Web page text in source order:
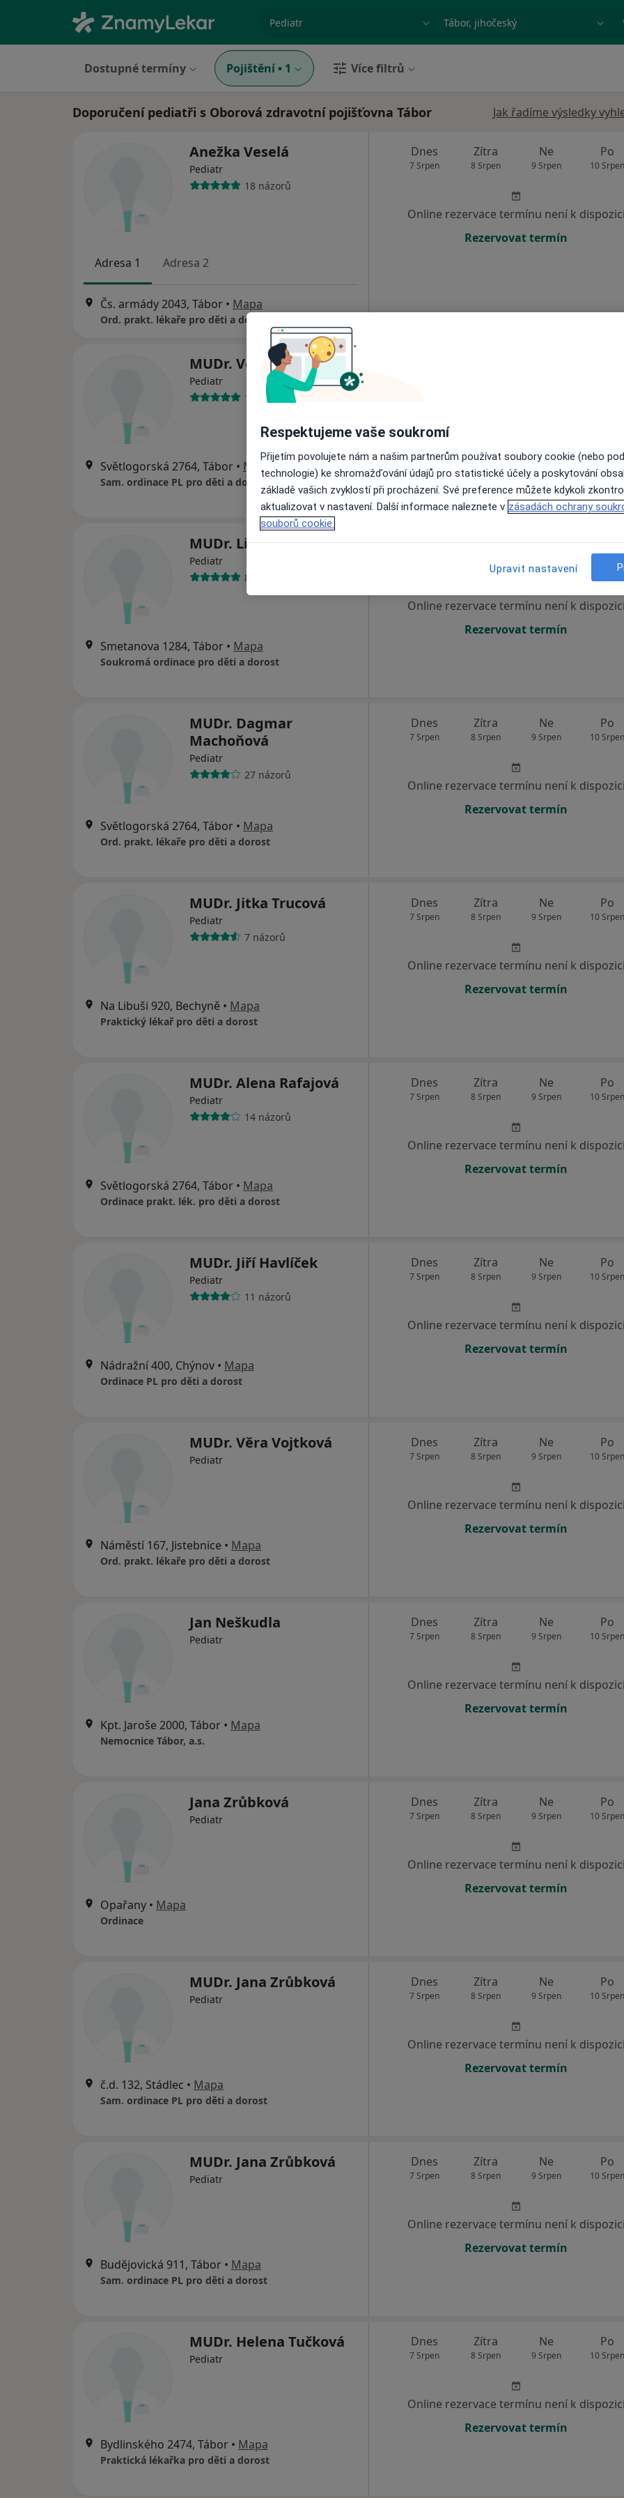
Město nebo region
Dostupné termíny Pojištění • 1 Více filtrů
Doporučení pediatři s Oborová zdravotní pojišťovna Tábor Jak řadíme výsledky
Anežka Veselá
Pediatr
18 názorů
Adresa 1 Adresa 2
Čs. armády 2043, Tábor • Mapa
Ord. prakt. lékaře pro děti a dorost
Dnes
7 Srpen
Zítra
8 Srpen
Ne
9 Srpen
Po
10 Srpen
Online rezervace termínu není k dispozici
Rezervovat termín
MUDr. Věra Odehnalová
Pediatr
15 názorů
Světlogorská 2764, Tábor • Mapa
Sam. ordinace PL pro děti a dorost
Online rezervace termínu není k dispozici
Rezervovat termín
MUDr. Libuše Váchová
Pediatr
8 názorů
Smetanova 1284, Tábor • Mapa
Soukromá ordinace pro děti a dorost
10
Online rezervace termínu není k dispozici
Rezervovat termín
MUDr. Dagmar
Machoňová
Pediatr
27 názorů
Světlogorská 2764, Tábor • Mapa
Ord. prakt. lékaře pro děti a dorost
Dnes
7 Srpen
Zítra
8 Srpen
Ne
9 Srpen
Po
10 Srpen
Online rezervace termínu není k dispozici
Rezervovat termín
MUDr. Jitka Trucová
Pediatr
7 názorů
Na Libuši 920, Bechyně • Mapa
Praktický lékař pro děti a dorost
Dnes
7 Srpen
Zítra
8 Srpen
Ne
9 Srpen
Po
10 Srpen
Online rezervace termínu není k dispozici
Rezervovat termín
MUDr. Alena Rafajová
Pediatr
14 názorů
Světlogorská 2764, Tábor • Mapa
Ordinace prakt. lék. pro děti a dorost
Dnes
7 Srpen
Zítra
8 Srpen
Ne
9 Srpen
Po
10 Srpen
Online rezervace termínu není k dispozici
Rezervovat termín
MUDr. Jiří Havlíček
Pediatr
11 názorů
Nádražní 400, Chýnov • Mapa
Ordinace PL pro děti a dorost
Dnes
7 Srpen
Zítra
8 Srpen
Ne
9 Srpen
Po
10 Srpen
Online rezervace termínu není k dispozici
Rezervovat termín
MUDr. Věra Vojtková
Pediatr
Náměstí 167, Jistebnice • Mapa
Ord. prakt. lékaře pro děti a dorost
Dnes
7 Srpen
Zítra
8 Srpen
Ne
9 Srpen
Po
10 Srpen
Online rezervace termínu není k dispozici
Rezervovat termín
Jan Neškudla
Pediatr
Kpt. Jaroše 2000, Tábor • Mapa
Nemocnice Tábor, a.s.
Dnes
7 Srpen
Zítra
8 Srpen
Ne
9 Srpen
Po
10 Srpen
Online rezervace termínu není k dispozici
Rezervovat termín
Jana Zrůbková
Pediatr
Opařany • Mapa
Ordinace
Dnes
7 Srpen
Zítra
8 Srpen
Ne
9 Srpen
Po
10 Srpen
Online rezervace termínu není k dispozici
Rezervovat termín
MUDr. Jana Zrůbková
Pediatr
č.d. 132, Stádlec • Mapa
Sam. ordinace PL pro děti a dorost
Dnes
7 Srpen
Zítra
8 Srpen
Ne
9 Srpen
Po
10 Srpen
Online rezervace termínu není k dispozici
Rezervovat termín
MUDr. Jana Zrůbková
Pediatr
Budějovická 911, Tábor • Mapa
Sam. ordinace PL pro děti a dorost
Dnes
7 Srpen
Zítra
8 Srpen
Ne
9 Srpen
Po
10 Srpen
Online rezervace termínu není k dispozici
Rezervovat termín
MUDr. Helena Tučková
Pediatr
Bydlinského 2474, Tábor • Mapa
Praktická lékařka pro děti a dorost
Dnes
7 Srpen
Zítra
8 Srpen
Ne
9 Srpen
Po
10 Srpen
Online rezervace termínu není k dispozici
Rezervovat termín
Respektujeme vaše soukromí
Přijetím povolujete nám a našim partnerům používat soubory cookie (nebo
technologie) ke shromažďování údajů pro statistické účely a poskytování
základě vašich zvyklostí při procházení. Své preference můžete kdykoli
aktualizovat v nastavení. Další informace naleznete v zásadách ochrany
souborů cookie.
Upravit nastavení